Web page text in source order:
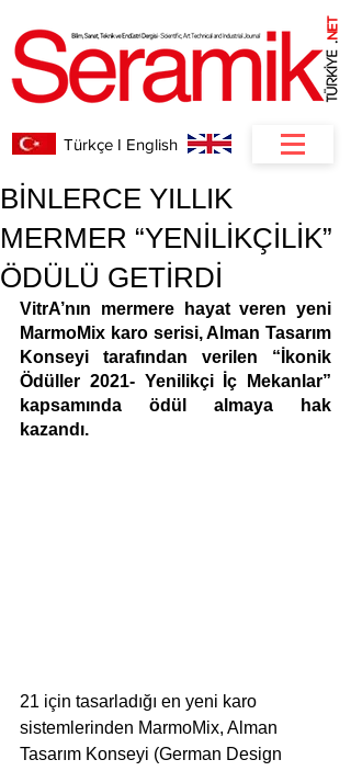
.
NET
Türkçe I English
BİNLERCE YILLIK
MERMER “YENİLİKÇİLİK”
ÖDÜLÜ GETİRDİ
VitrA’nın mermere hayat veren yeni
MarmoMix karo serisi, Alman Tasarım
Konseyi tarafından verilen “İkonik
Ödüller 2021- Yenilikçi İç Mekanlar”
kapsamında ödül almaya hak
kazandı.
21 için tasarladığı en yeni karo
sistemlerinden MarmoMix, Alman
Tasarım Konseyi (German Design